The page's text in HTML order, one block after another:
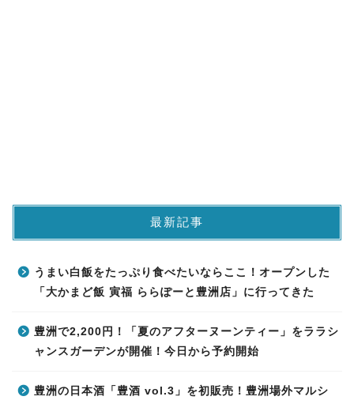
最新記事
うまい白飯をたっぷり食べたいならここ！オープンした
「大かまど飯 寅福 ららぽーと豊洲店」に行ってきた
豊洲で2,200円！「夏のアフターヌーンティー」をララシ
ャンスガーデンが開催！今日から予約開始
豊洲の日本酒「豊酒 vol.3」を初販売！豊洲場外マルシ